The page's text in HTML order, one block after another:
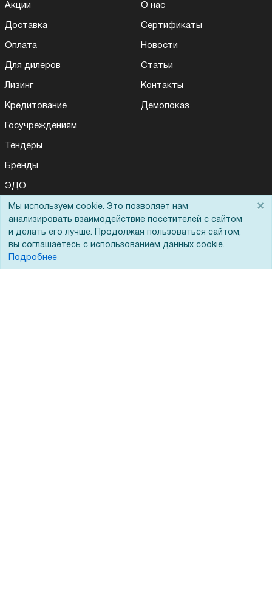
Акции
Доставка
Оплата
Для дилеров
Лизинг
Кредитование
Госучреждениям
Тендеры
Бренды
ЭДО
О нас
Сертификаты
Новости
Статьи
Контакты
Демопоказ
Помощь
Вопрос-ответ
Мы используем cookie. Это позволяет нам
анализировать взаимодействие посетителей с сайтом
и делать его лучше. Продолжая пользоваться сайтом,
вы соглашаетесь с использованием данных cookie.
Подробнее
×